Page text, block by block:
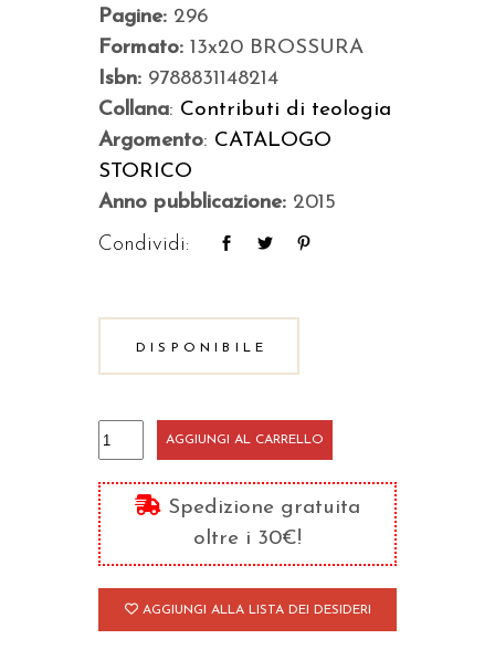
Pagine: 296
Formato: 13x20 BROSSURA
Isbn: 9788831148214
Collana: Contributi di teologia
Argomento: CATALOGO
STORICO
Anno pubblicazione: 2015
Condividi:
DISPONIBILE
In
unum
con-
venire
quantità
AGGIUNGI AL CARRELLO
Spedizione gratuita
oltre i 30€!
AGGIUNGI ALLA LISTA DEI DESIDERI